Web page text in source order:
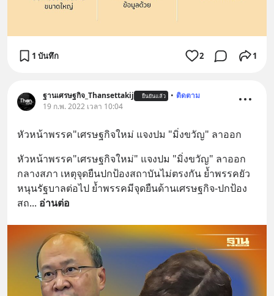
1 บันทึก 2 1
ฐานเศรษฐกิจ_Thansettakij ยืนยันแล้ว • ติดตาม
19 ก.พ. 2022 เวลา 10:04
หัวหน้าพรรค"เศรษฐกิจใหม่ แจงปม "มิ่งขวัญ" ลาออก
หัวหน้าพรรค"เศรษฐกิจใหม่" แจงปม "มิ่งขวัญ" ลาออก
กลางสภา เหตุจุดยืนปกป้องสถาบันไม่ตรงกัน ย้ำพรรคยัว
หนุนรัฐบาลต่อไป ย้ำพรรคมีจุดยืนด้านเศรษฐกิจ-ปกป้อง
สถ... อ่านต่อ